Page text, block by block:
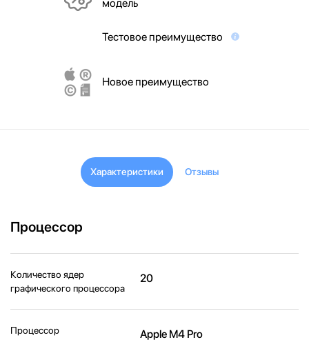
модель
Тестовое преимущество
Новое преимущество
Характеристики Отзывы
Процессор
Количество ядер
графического процессора
20
Процессор Apple M4 Pro